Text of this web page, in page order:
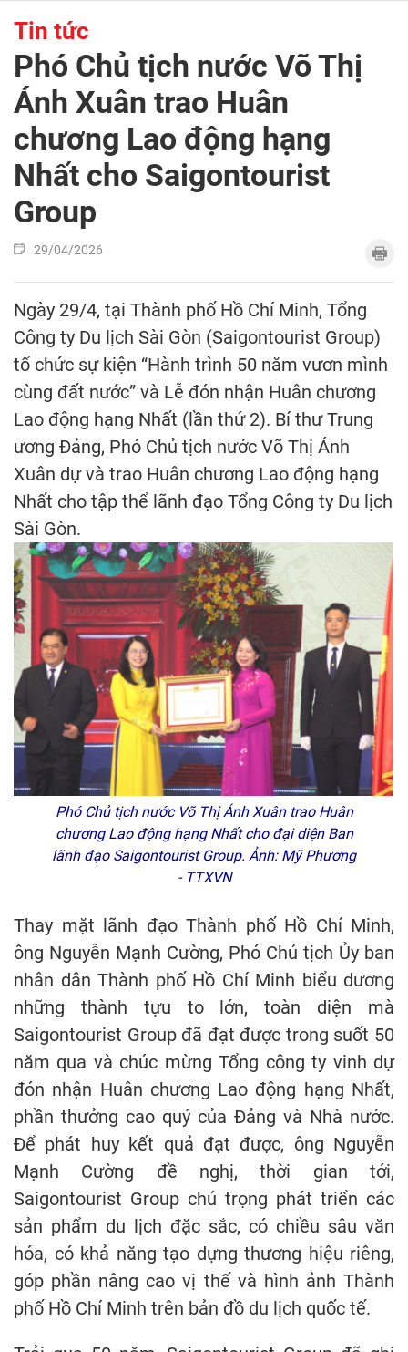
Tin tức
Phó Chủ tịch nước Võ Thị
Ánh Xuân trao Huân
chương Lao động hạng
Nhất cho Saigontourist
Group
29/04/2026
Ngày 29/4, tại Thành phố Hồ Chí Minh, Tổng
Công ty Du lịch Sài Gòn (Saigontourist Group)
tổ chức sự kiện “Hành trình 50 năm vươn mình
cùng đất nước” và Lễ đón nhận Huân chương
Lao động hạng Nhất (lần thứ 2). Bí thư Trung
ương Đảng, Phó Chủ tịch nước Võ Thị Ánh
Xuân dự và trao Huân chương Lao động hạng
Nhất cho tập thể lãnh đạo Tổng Công ty Du lịch
Sài Gòn.
Phó Chủ tịch nước Võ Thị Ánh Xuân trao Huân
chương Lao động hạng Nhất cho đại diện Ban
lãnh đạo Saigontourist Group. Ảnh: Mỹ Phương
- TTXVN
Thay mặt lãnh đạo Thành phố Hồ Chí Minh,
ông Nguyễn Mạnh Cường, Phó Chủ tịch Ủy ban
nhân dân Thành phố Hồ Chí Minh biểu dương
những thành tựu to lớn, toàn diện mà
Saigontourist Group đã đạt được trong suốt 50
năm qua và chúc mừng Tổng công ty vinh dự
đón nhận Huân chương Lao động hạng Nhất,
phần thưởng cao quý của Đảng và Nhà nước.
Để phát huy kết quả đạt được, ông Nguyễn
Mạnh Cường đề nghị, thời gian tới,
Saigontourist Group chú trọng phát triển các
sản phẩm du lịch đặc sắc, có chiều sâu văn
hóa, có khả năng tạo dựng thương hiệu riêng,
góp phần nâng cao vị thế và hình ảnh Thành
phố Hồ Chí Minh trên bản đồ du lịch quốc tế.